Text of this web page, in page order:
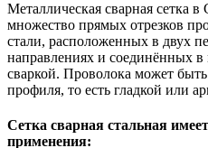
Металлическая сварная сетка в
множество прямых отрезков
стали, расположенных в двух
направлениях и соединённых в
сваркой. Проволока может
профиля, то есть гладкой или
Сетка сварная стальная
применения: